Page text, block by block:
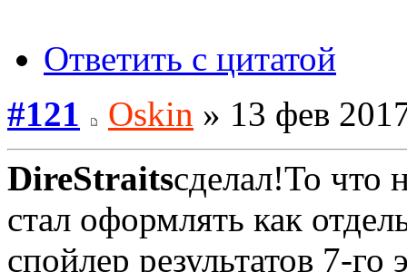
Ответить с цитатой
#121
Oskin » 13 фев
DireStraitsсделал!То что
стал оформлять как
спойлер результатов 7-